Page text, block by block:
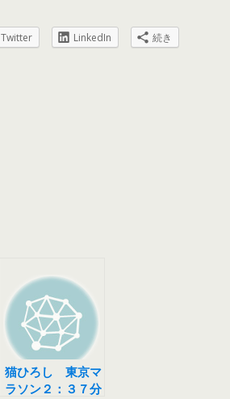
Twitter LinkedIn 続き
猫ひろし 東京マ
ラソン２：３７分